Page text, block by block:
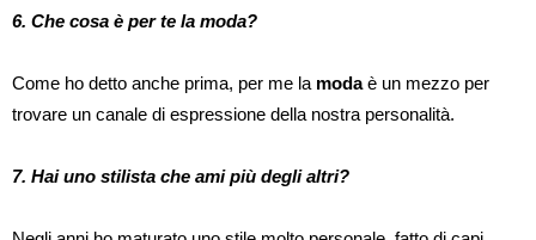
6. Che cosa è per te la moda?
Come ho detto anche prima, per me la modaè un mezzo per
trovare un canale di espressione della nostra personalità.
7. Hai uno stilista che ami più degli altri?